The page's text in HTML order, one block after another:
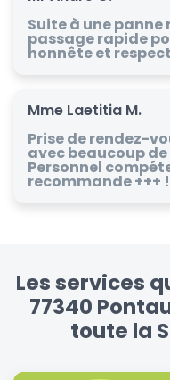
Suite à une
passage rapide
honnête et
Mme Laetitia M.
Prise de rendez-
avec beaucoup
Personnel
recommande +++ !
Les services
77340
toute la